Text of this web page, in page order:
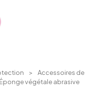
>
Accessoires de
Éponge végétale abrasive